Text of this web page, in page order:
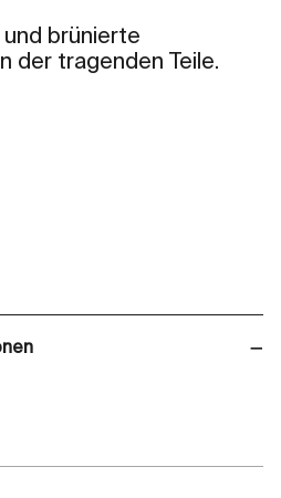
brünierte
der tragenden Teile.